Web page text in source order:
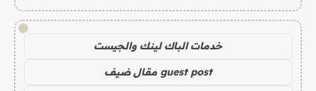
!
خدمات الباك لينك والجيست
guest post مقال ضيف